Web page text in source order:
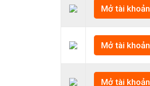
Mở tài khoản
Mở tài khoản
Mở tài khoản